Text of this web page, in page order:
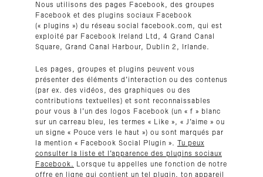
Nous utilisons des pages Facebook, des groupes
Facebook et des plugins sociaux Facebook
(« plugins ») du réseau social facebook.com, qui est
exploité par Facebook Ireland Ltd, 4 Grand Canal
Square, Grand Canal Harbour, Dublin 2, Irlande.
Les pages, groupes et plugins peuvent vous
présenter des éléments d’interaction ou des contenus
(par ex. des vidéos, des graphiques ou des
contributions textuelles) et sont reconnaissables
pour vous à l’un des logos Facebook (un « f » blanc
sur un carreau bleu, les termes « Like », « J’aime » ou
un signe « Pouce vers le haut ») ou sont marqués par
la mention « Facebook Social Plugin ». Tu peux
consulter la liste et l’apparence des plugins sociaux
Facebook. Lorsque tu appelles une fonction de notre